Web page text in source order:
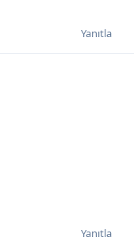
Yanıtla
Yanıtla